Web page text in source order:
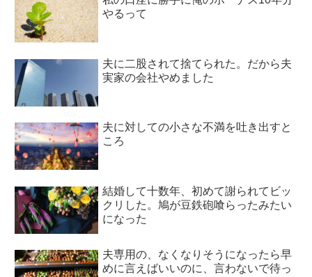
やるって
夫に二股されて捨てられた。だから夫
実家の会社やめました
夫に対しての小さな不満を吐き出すと
ころ
結婚して十数年、初めて謝られてビッ
クリした。鳩が豆鉄砲喰らったみたい
になった
夫専用の、なくなりそうになったら早
めに言えばいいのに、言わないで待っ